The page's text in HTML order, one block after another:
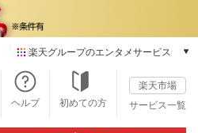
楽天グループのエンタメサービス
本/ゲーム/CD/DVD
楽天ブックス
電子書籍
楽天Kobo
ヘルプ 初めての方
楽天市場
サービス一覧